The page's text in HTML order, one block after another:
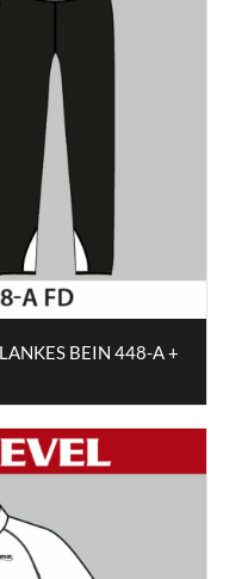
BEIN 448-A +